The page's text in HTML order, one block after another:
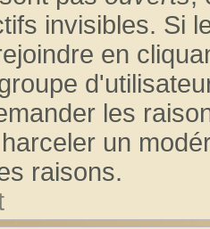
invisibles. Si
en
les
un
raisons.